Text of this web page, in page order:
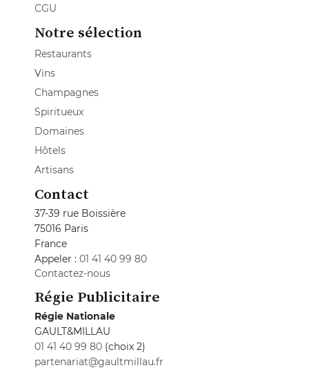
CGU
Notre sélection
Restaurants
Vins
Champagnes
Spiritueux
Domaines
Hôtels
Artisans
Contact
37-39 rue Boissière
75016 Paris
France
Appeler : 01 41 40 99 80
Contactez-nous
Régie Publicitaire
Régie Nationale
GAULT&MILLAU
01 41 40 99 80 (choix 2)
partenariat@gaultmillau.fr